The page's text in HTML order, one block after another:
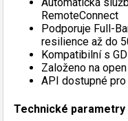
Automatická
RemoteConnect
Podporuje Full-
resilience až do
Kompatibilní s
Založeno na
API dostupné
Technické parametry